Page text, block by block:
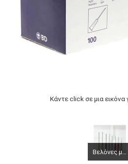
Κάντε click σε μια εικόνα